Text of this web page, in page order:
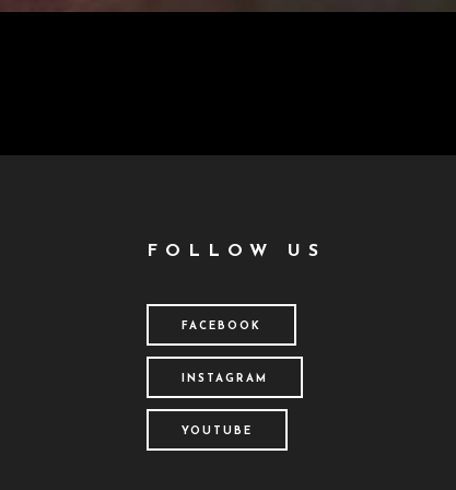
FOLLOW US
FACEBOOK
INSTAGRAM
YOUTUBE